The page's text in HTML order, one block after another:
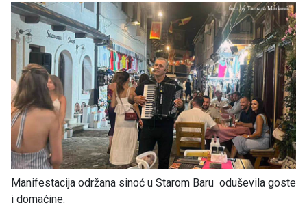
Manifestacija održana sinoć u Starom Baru oduševila goste
i domaćine.